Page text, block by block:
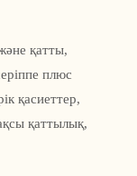
қатты,
плюс
қасиеттер,
қаттылық,